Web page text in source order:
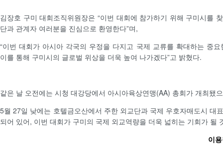
김장호 구미 대회조직위원장은 “이번 대회에 참가하기 위해 구미시를
단과 관계자 여러분을 진심으로 환영한다”며,
“이번 대회가 아시아 각국의 우정을 다지고 국제 교류를 확대하는 중
이를 통해 구미시의 글로벌 위상을 더욱 높여 나가겠다”고 밝혔다.
같은 날 오전에는 시청 대강당에서 아시아육상연맹(AA) 총회가 개최됐
5월 27일 낮에는 호텔금오산에서 주한 외교단과 국제 우호자매도시 대
되어 있어, 이번 대회가 구미의 국제 외교역량을 더욱 넓히는 기회가 될
이